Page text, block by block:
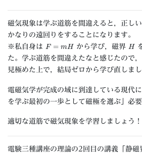
磁気現象は学ぶ道筋を間違えると，正し
かなりの遠回りをすることになります。
※私自身は
F= H から学び，磁界 H
た。学ぶ道筋を間違えたなと感じたので
見極めた上で，結局ゼロから学び直しまし
電磁気学が完成の域に到達している現代
を学ぶ最初の一歩として磁極を選ぶ」必要
適切な道筋で磁気現象を学習しましょう！
電験三種講座の理論の2回目の講義「静